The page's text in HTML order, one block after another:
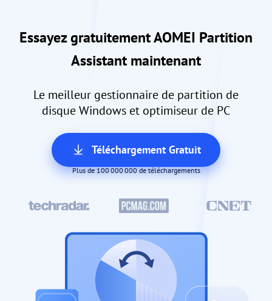
Essayez gratuitement AOMEI Partition
Assistant maintenant
Le meilleur gestionnaire de partition de
disque Windows et optimiseur de PC
Téléchargement Gratuit
Plus de 100 000 000 de téléchargements